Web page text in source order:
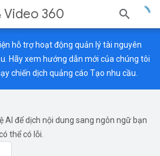
Video 360
hỗ trợ hoạt động quản lý tài nguyên
Hãy xem hướng dẫn mới của chúng tôi
chiến dịch quảng cáo Tạo nhu cầu.
AI để dịch nội dung sang ngôn ngữ bạn
thể có lỗi.